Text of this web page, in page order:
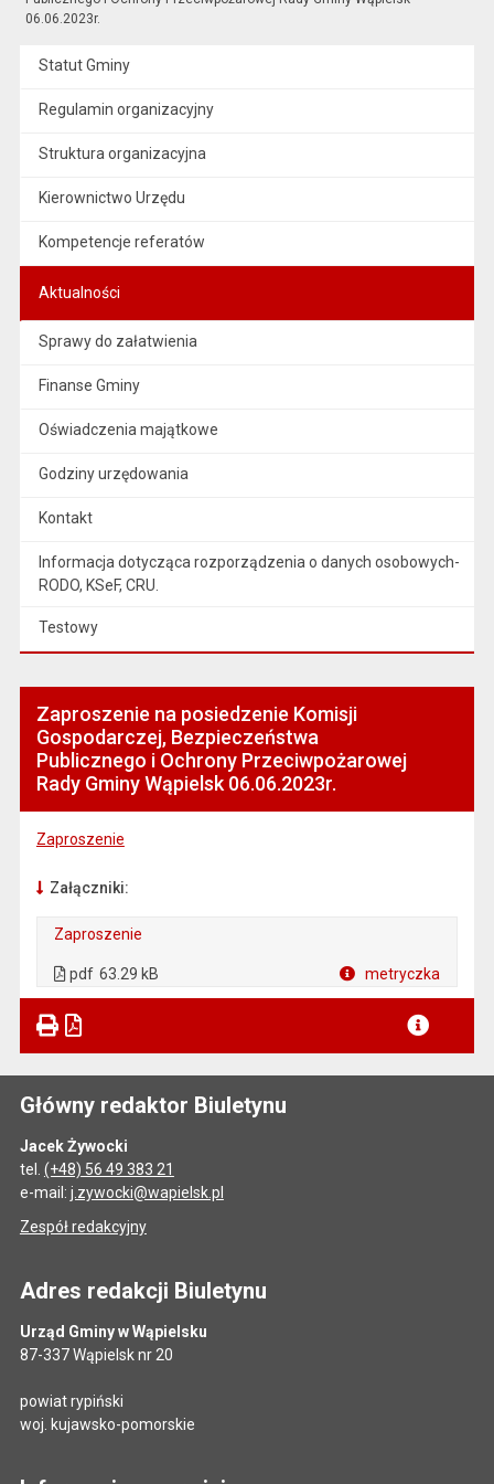
06.06.2023r.
Statut Gminy
Regulamin organizacyjny
Struktura organizacyjna
Kierownictwo Urzędu
Kompetencje referatów
Aktualności
Sprawy do załatwienia
Finanse Gminy
Oświadczenia majątkowe
Godziny urzędowania
Kontakt
Informacja dotycząca rozporządzenia o danych osobowych-
RODO, KSeF, CRU.
Testowy
Zaproszenie na posiedzenie Komisji
Gospodarczej, Bezpieczeństwa
Publicznego i Ochrony Przeciwpożarowej
Rady Gminy Wąpielsk 06.06.2023r.
Zaproszenie
Załączniki:
Zaproszenie
pdf 63.29 kB metryczka
Główny redaktor Biuletynu
Jacek Żywocki
tel. (+48) 56 49 383 21
e-mail: j.zywocki@wapielsk.pl
Zespół redakcyjny
Adres redakcji Biuletynu
Urząd Gminy w Wąpielsku
87-337 Wąpielsk nr 20
powiat rypiński
woj. kujawsko-pomorskie